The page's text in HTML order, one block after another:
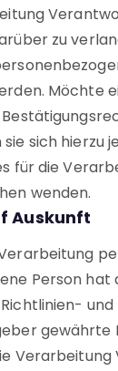
zu
Möchte
sich hierzu
für die
wenden.
Auskunft
Person hat
und
gewährte